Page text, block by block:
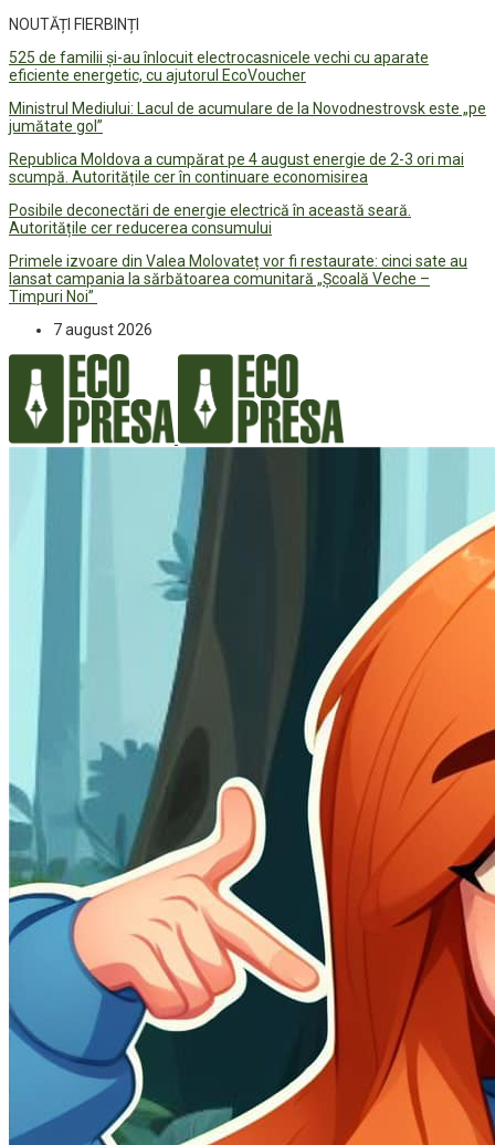
NOUTĂȚI FIERBINȚI
525 de familii și-au înlocuit electrocasnicele vechi cu aparate
eficiente energetic, cu ajutorul EcoVoucher
Ministrul Mediului: Lacul de acumulare de la Novodnestrovsk este „pe
jumătate gol”
Republica Moldova a cumpărat pe 4 august energie de 2-3 ori mai
scumpă. Autoritățile cer în continuare economisirea
Posibile deconectări de energie electrică în această seară.
Autoritățile cer reducerea consumului
Primele izvoare din Valea Molovateț vor fi restaurate: cinci sate au
lansat campania la sărbătoarea comunitară „Școală Veche –
Timpuri Noi”
7 august 2026